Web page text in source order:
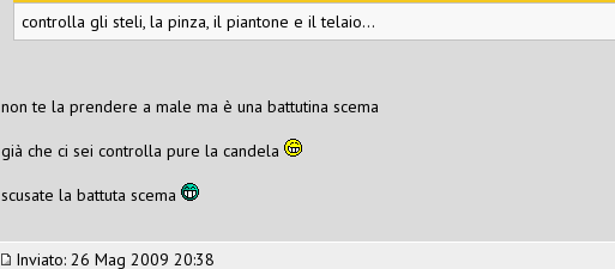
controlla gli steli, la pinza, il piantone e il telaio...
non te la prendere a male ma è una battutina scema
già che ci sei controlla pure la candela
scusate la battuta scema
Inviato: 26 Mag 2009 20:38